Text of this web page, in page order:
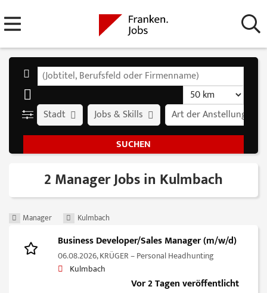
Stadt Art der Anstellung
Jobs & Skills
2 Manager Jobs in Kulmbach
Manager Kulmbach
Business Developer/Sales Manager (m/w/d)
06.08.2026,KRÜGER – Personal Headhunting
Kulmbach
Vor 2 Tagen veröffentlicht